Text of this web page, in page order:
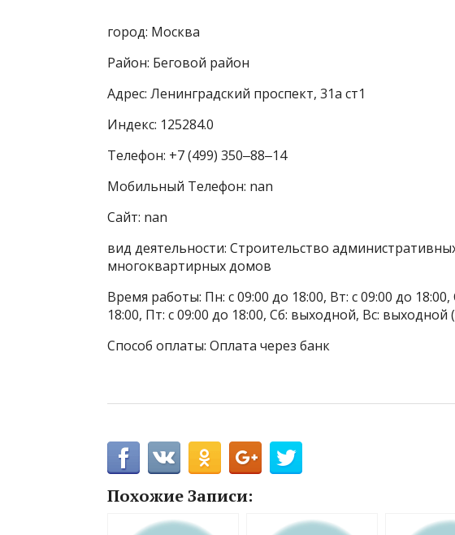
город: Москва
Район: Беговой район
Адрес: Ленинградский проспект, 31а ст1
Индекс: 125284.0
Телефон: +7 (499) 350‒88‒14
Мобильный Телефон: nan
Сайт: nan
вид деятельности: Строительство
многоквартирных домов
Время работы: Пн: с 09:00 до 18:00, Вт: с 09:00 до 18:00,
18:00, Пт: с 09:00 до 18:00, Сб: выходной, Вс:
Способ оплаты: Оплата через банк
Похожие Записи: